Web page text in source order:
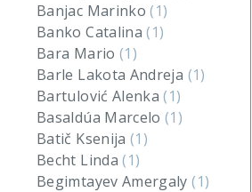
Banjac Marinko(1)
Banko Catalina(1)
Bara Mario (1)
Barle Lakota Andreja (1)
Bartulović Alenka(1)
Basaldúa Marcelo(1)
Batič Ksenija(1)
Becht Linda(1)
Begimtayev Amergaly(1)